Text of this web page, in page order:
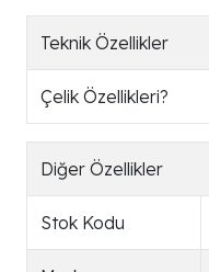
Teknik Özellikler
Çelik Özellikleri?
Diğer Özellikler
Stok Kodu